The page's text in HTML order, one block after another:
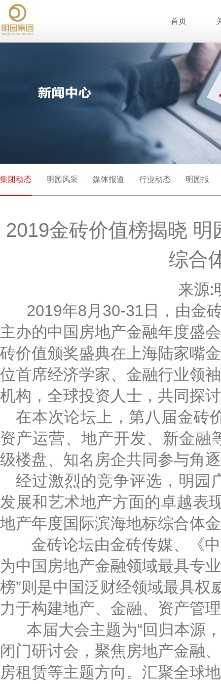
首页
集团动态 明园风采 媒体报道 行业动态 明园报
2019金砖价值榜揭晓
综合
来源:
2019年8月30-31日，由金砖
主办的中国房地产金融年度盛
砖价值颁奖盛典在上海陆家嘴
位首席经济学家、金融行业领
机构，全球投资人士，共同探
在本次论坛上，第八届金砖
资产运营、地产开发、新金融
级楼盘、知名房企共同参与角
经过激烈的竞争评选，明园
发展和艺术地产方面的卓越表
地产年度国际滨海地标综合体
金砖论坛由金砖传媒、《中
为中国房地产金融领域最具专
榜”则是中国泛财经领域最具权
力于构建地产、金融、资产管
本届大会主题为“回归本源
闭门研讨会，聚焦房地产金融
房租赁等主题方向。汇聚全球